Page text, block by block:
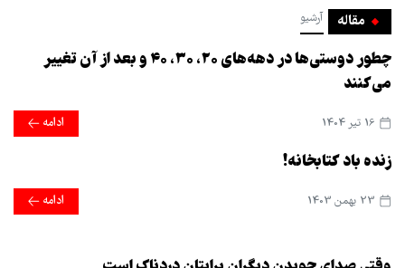
مقاله آرشیو
چطور دوستی‌ها در دهه‌های ۲۰، ۳۰، ۴۰ و بعد از آن تغییر
می‌کنند
ادامه
زنده باد کتابخانه!
ادامه